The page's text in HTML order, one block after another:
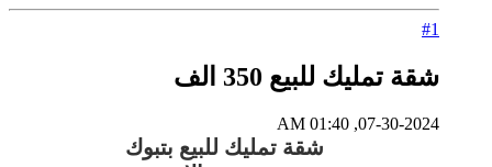
#1
شقة تمليك للبيع 350 الف
07-30-2024, 01:40 AM
شقة تمليك للبيع بتبوك